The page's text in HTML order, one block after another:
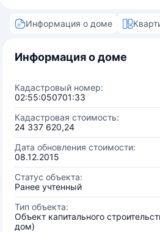
Информация о доме
Информация о доме
Кадастровый номер:
02:55:050701:33
Кадастровая стоимость:
24 337 620,24
Дата обновления стоимости:
08.12.2015
Статус объекта:
Ранее учтенный
Тип объекта:
Объект капитального
дом)